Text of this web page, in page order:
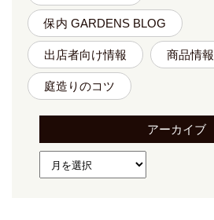
保内 GARDENS BLOG
出店者向け情報 商品情報
庭造りのコツ
アーカイブ